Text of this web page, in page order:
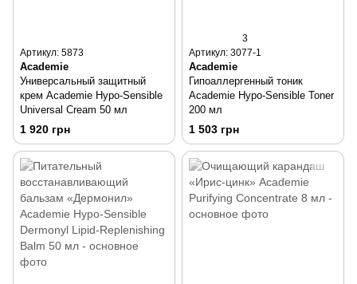
Артикул: 5873
Academie
Универсальный защитный
крем Academie Hypo-Sensible
Universal Cream 50 мл
1 920 грн
3
Артикул: 3077-1
Academie
Гипоаллергенный тоник
Academie Hypo-Sensible Toner
200 мл
1 503 грн